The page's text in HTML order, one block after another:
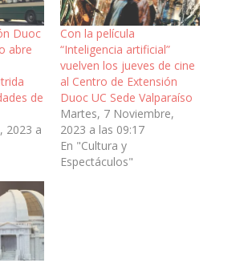
Duoc
abre
de
2023 a
Con la película
“Inteligencia artificial”
vuelven los jueves de cine
al Centro de Extensión
Duoc UC Sede Valparaíso
Martes, 7 Noviembre,
2023 a las 09:17
En "Cultura y
Espectáculos"